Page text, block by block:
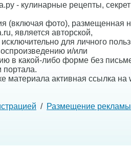
- кулинарные рецепты,
(включая фото), размещенная
является авторской,
для личного
и/или
в какой-либо форме без
портала.
материала активная ссылка на
/ Размещение рекламы